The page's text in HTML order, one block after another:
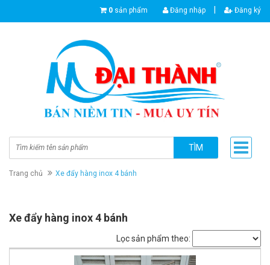
0 sản phẩm Đăng nhập Đăng ký
TÌM
Trang chủ Xe đẩy hàng inox 4 bánh
Xe đẩy hàng inox 4 bánh
Lọc sản phẩm theo: